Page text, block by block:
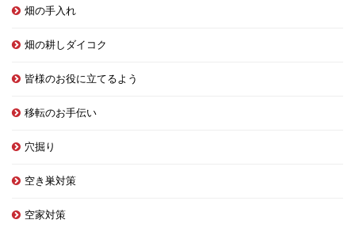
畑の手入れ
畑の耕しダイコク
皆様のお役に立てるよう
移転のお手伝い
穴掘り
空き巣対策
空家対策